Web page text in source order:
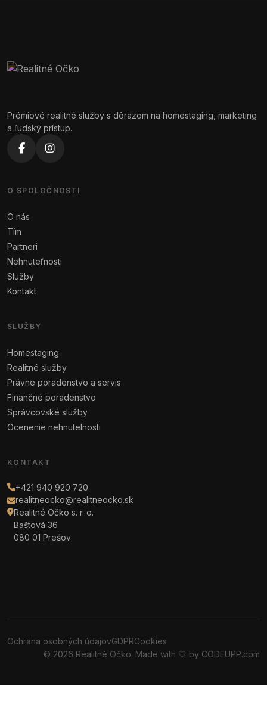
Prémiové realitné služby s dôrazom na homestaging, marketing
a ľudský prístup.
O SPOLOČNOSTI
O nás
Tím
Partneri
Nehnuteľnosti
Služby
Kontakt
SLUŽBY
Homestaging
Realitné služby
Právne poradenstvo a servis
Finančné poradenstvo
Správcovské služby
Ocenenie nehnutelnosti
KONTAKT
+421 940 920 720
realitneocko@realitneocko.sk
Realitné Očko s. r. o.
Baštová 36
080 01 Prešov
Ochrana osobných údajovGDPRCookies
© 2026 Realitné Očko. Made with 🤍 by CODEUPP.com